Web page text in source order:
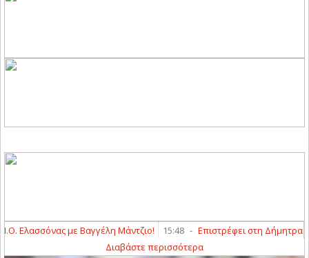
με Βαγγέλη Μάντζιο! 15:48 - Επιστρέφει στη Δήμητρα
Διαβάστε περισσότερα